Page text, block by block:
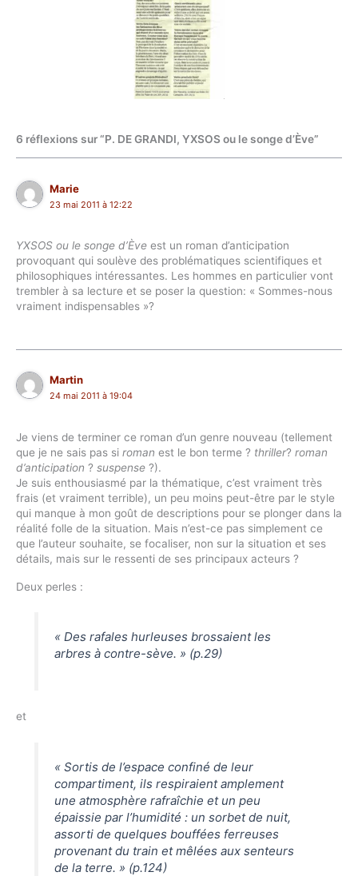
6 réflexions sur “P. DE GRANDI, YXSOS ou le songe d’Ève”
Marie
23 mai 2011 à 12:22
YXSOS ou le songe d’Ève est un roman d’anticipation
provoquant qui soulève des problématiques scientifiques et
philosophiques intéressantes. Les hommes en particulier vont
trembler à sa lecture et se poser la question: « Sommes-nous
vraiment indispensables »?
Martin
24 mai 2011 à 19:04
Je viens de terminer ce roman d’un genre nouveau (tellement
que je ne sais pas si roman est le bon terme ? thriller? roman
d’anticipation ? suspense ?).
Je suis enthousiasmé par la thématique, c’est vraiment très
frais (et vraiment terrible), un peu moins peut-être par le style
qui manque à mon goût de descriptions pour se plonger dans la
réalité folle de la situation. Mais n’est-ce pas simplement ce
que l’auteur souhaite, se focaliser, non sur la situation et ses
détails, mais sur le ressenti de ses principaux acteurs ?
Deux perles :
« Des rafales hurleuses brossaient les
arbres à contre-sève. » (p.29)
et
« Sortis de l’espace confiné de leur
compartiment, ils respiraient amplement
une atmosphère rafraîchie et un peu
épaissie par l’humidité : un sorbet de nuit,
assorti de quelques bouffées ferreuses
provenant du train et mêlées aux senteurs
de la terre. » (p.124)